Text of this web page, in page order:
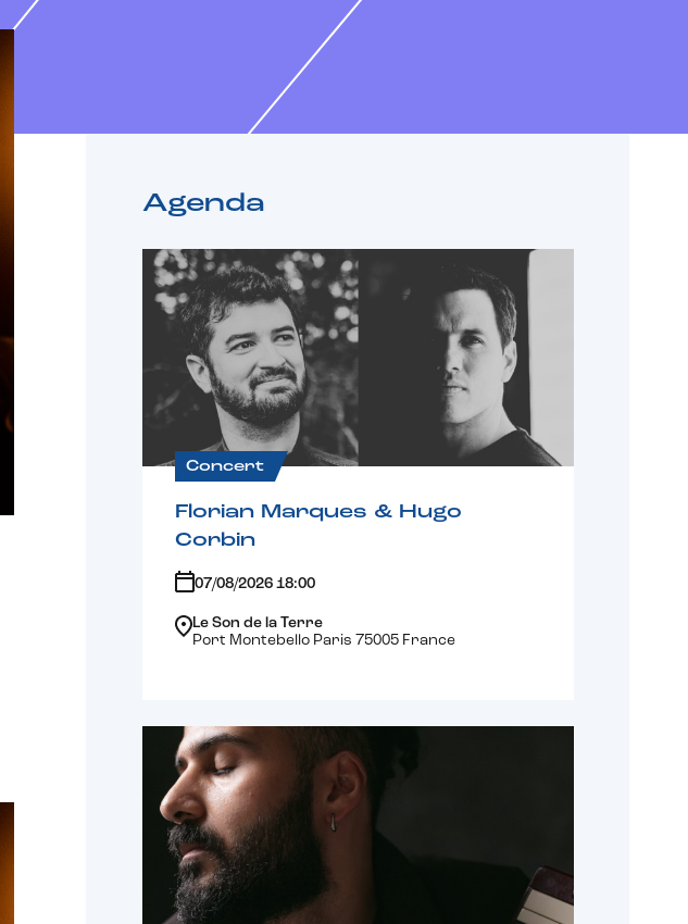
Agenda
Concert
Florian Marques & Hugo
Corbin
07/08/2026 18:00
Le Son de la Terre
Port Montebello Paris 75005 France